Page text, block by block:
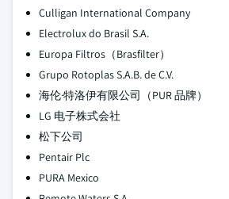
Culligan International Company
Electrolux do Brasil S.A.
Europa Filtros（Brasfilter）
Grupo Rotoplas S.A.B. de C.V.
海伦·特洛伊有限公司（PUR 品牌）
LG 电子株式会社
松下公司
Pentair Plc
PURA Mexico